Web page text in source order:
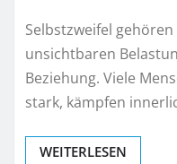
Selbstzweifel
unsichtbaren
Beziehung. Viele
stark, kämpfen
WEITERLESEN